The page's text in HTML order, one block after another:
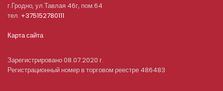
г.Гродно, ул.Тавлая 46г, пом.64
тел. +375152780111
Карта сайта
Зарегистрировано 08.07.2020 г.
Регистрационный номер в торговом реестре 486483